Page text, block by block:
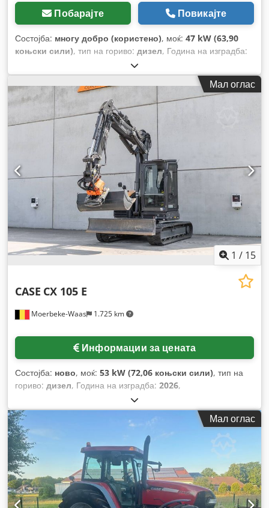
Побарајте Повикајте
Состојба: многу добро (користено), моќ: 47 kW (63,90
коњски сили), тип на гориво: дизел, Година на изградба:
1.060 h,
Мал оглас
1 / 15
Moerbeke-Waas 1.725 km
CASE CX 105 E
Информации за цената
Состојба: ново, моќ: 53 kW (72,06 коњски сили), тип на
гориво: дизел, Година на изградба: 2026,
Мал оглас